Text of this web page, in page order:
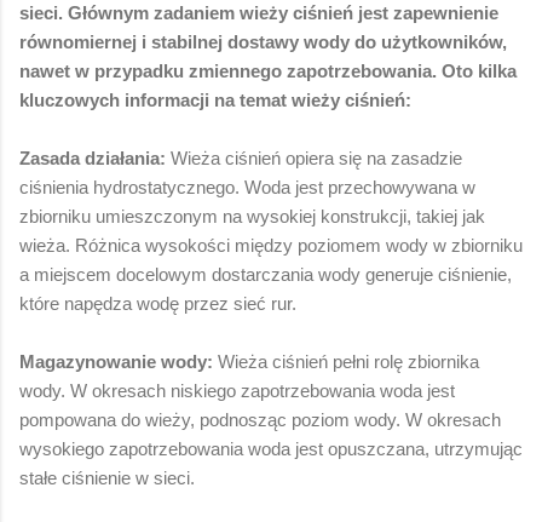
sieci. Głównym zadaniem wieży ciśnień jest zapewnienie
równomiernej i stabilnej dostawy wody do użytkowników,
nawet w przypadku zmiennego zapotrzebowania. Oto kilka
kluczowych informacji na temat wieży ciśnień:
Zasada działania: Wieża ciśnień opiera się na zasadzie
ciśnienia hydrostatycznego. Woda jest przechowywana w
zbiorniku umieszczonym na wysokiej konstrukcji, takiej jak
wieża. Różnica wysokości między poziomem wody w zbiorniku
a miejscem docelowym dostarczania wody generuje ciśnienie,
które napędza wodę przez sieć rur.
Magazynowanie wody: Wieża ciśnień pełni rolę zbiornika
wody. W okresach niskiego zapotrzebowania woda jest
pompowana do wieży, podnosząc poziom wody. W okresach
wysokiego zapotrzebowania woda jest opuszczana, utrzymując
stałe ciśnienie w sieci.